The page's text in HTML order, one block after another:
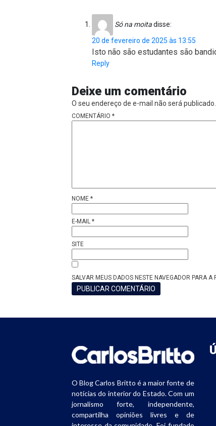
Só na moitadisse:
20 de fevereiro de 2025 às 13:55
Isto não são estudantes são
Reply
Deixe um comentário
O seu endereço de e-mail não será publicado.
COMENTÁRIO *
NOME *
E-MAIL *
SITE
SALVAR MEUS DADOS NESTE NAVEGADOR PARA
O Blog Carlos Britto é a maior fonte de
notícias do interior do Estado. Com um
jornalismo forte, independente,
compartilha opiniões livres e de